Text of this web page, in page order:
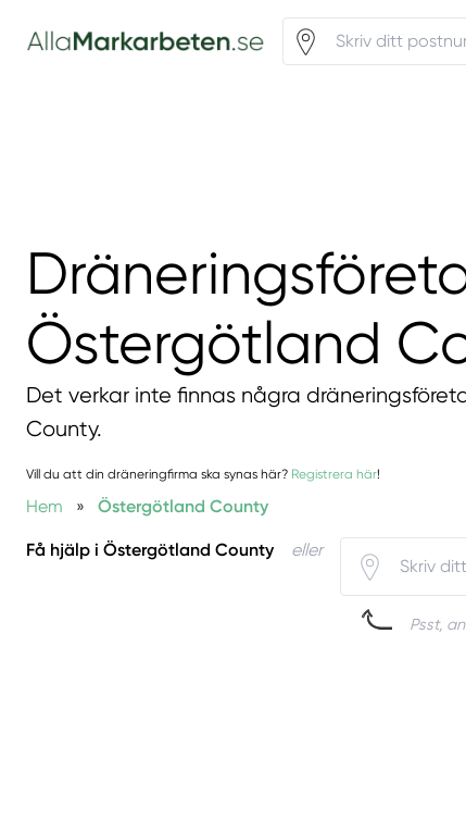
Östergötland
Det verkar inte finnas några
County.
Vill du att din dräneringfirma ska synas här? Registrera här!
Hem » Östergötland County
Få hjälp i Östergötland County eller
Psst,